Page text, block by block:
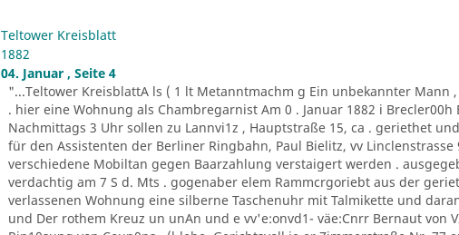
Teltower Kreisblatt
1882
04. Januar , Seite 4
"...Teltower KreisblattA ls ( 1 lt Metanntmachm g Ein unbekannter Mann
. hier eine Wohnung als Chambregarnist Am 0 . Januar 1882 i Brecler00h
Nachmittags 3 Uhr sollen zu Lannvi1z , Hauptstraße 15, ca . geriethet
für den Assistenten der Berliner Ringbahn, Paul Bielitz, vv
verschiedene Mobiltan gegen Baarzahlung verstaigert werden .
verdachtig am 7 S d. Mts . gogenaber elem Rammcrgoriebt aus der
verlassenen Wohnung eine silberne Taschenuhr mit Talmikette und
und Der rothem Kreuz un unAn und e vv'e:onvd1- väe:Cnrr Bernaut von